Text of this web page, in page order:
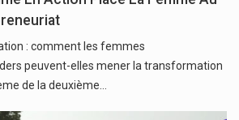
: comment les femmes
peuvent-elles mener la transformation
de la deuxième…